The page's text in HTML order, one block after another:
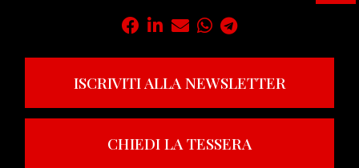
ISCRIVITI ALLA NEWSLETTER
CHIEDI LA TESSERA